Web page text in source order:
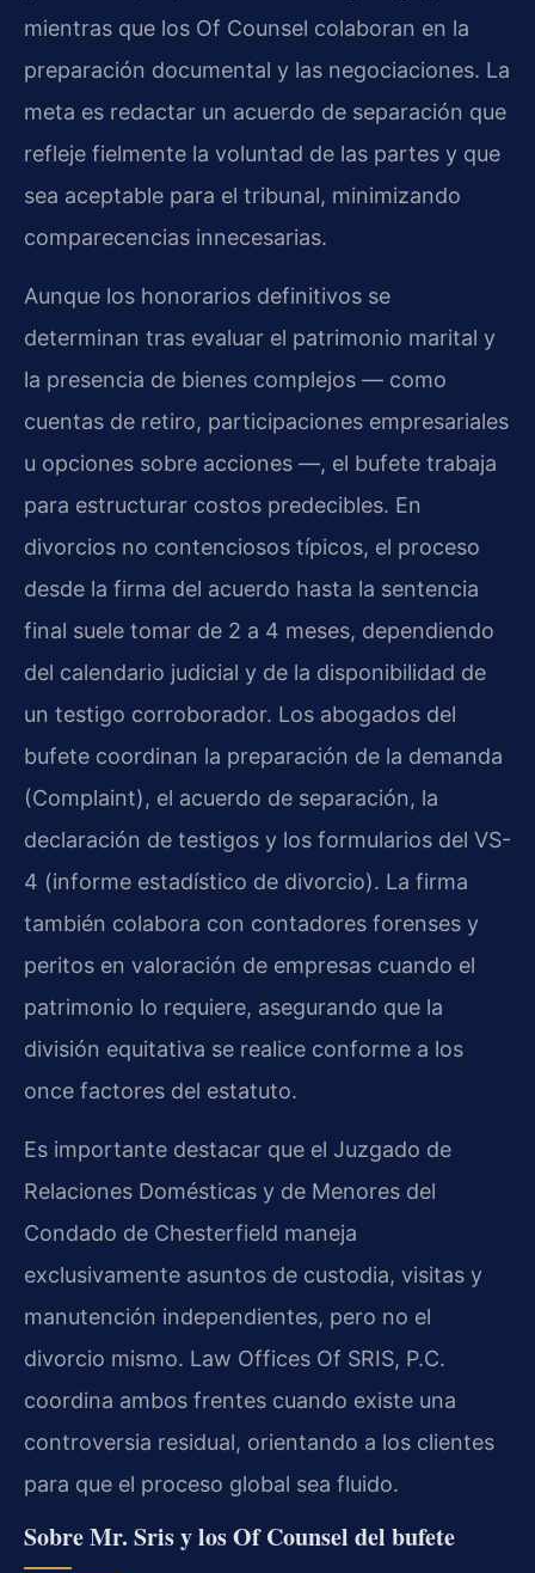
mientras que los Of Counsel colaboran en la
preparación documental y las negociaciones. La
meta es redactar un acuerdo de separación que
refleje fielmente la voluntad de las partes y que
sea aceptable para el tribunal, minimizando
comparecencias innecesarias.
Aunque los honorarios definitivos se
determinan tras evaluar el patrimonio marital y
la presencia de bienes complejos — como
cuentas de retiro, participaciones empresariales
u opciones sobre acciones —, el bufete trabaja
para estructurar costos predecibles. En
divorcios no contenciosos típicos, el proceso
desde la firma del acuerdo hasta la sentencia
final suele tomar de 2 a 4 meses, dependiendo
del calendario judicial y de la disponibilidad de
un testigo corroborador. Los abogados del
bufete coordinan la preparación de la demanda
(Complaint), el acuerdo de separación, la
declaración de testigos y los formularios del VS-
4 (informe estadístico de divorcio). La firma
también colabora con contadores forenses y
peritos en valoración de empresas cuando el
patrimonio lo requiere, asegurando que la
división equitativa se realice conforme a los
once factores del estatuto.
Es importante destacar que el Juzgado de
Relaciones Domésticas y de Menores del
Condado de Chesterfield maneja
exclusivamente asuntos de custodia, visitas y
manutención independientes, pero no el
divorcio mismo. Law Offices Of SRIS, P.C.
coordina ambos frentes cuando existe una
controversia residual, orientando a los clientes
para que el proceso global sea fluido.
Sobre Mr. Sris y los Of Counsel del bufete